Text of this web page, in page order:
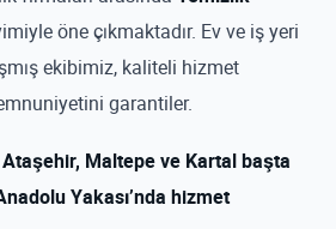
öne çıkmaktadır. Ev ve iş yeri
ekibimiz, kaliteli hizmet
garantiler.
Ataşehir, Maltepe ve Kartal başta
Yakası’nda hizmet